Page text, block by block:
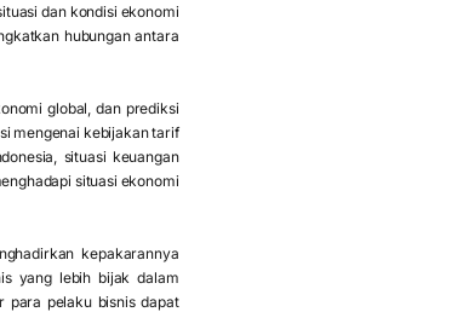
dan kondisi ekonomi
hubungan antara
global, dan prediksi
mengenai kebijakan tarif
situasi keuangan
situasi ekonomi
kepakarannya
yang lebih bijak dalam
para pelaku bisnis dapat